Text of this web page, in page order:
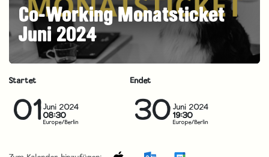
Co-Working Monatsticket
Juni 2024
Startet
01Juni 2024
08:30
Europe/Berlin
Endet
30 Juni 2024
19:30
Europe/Berlin